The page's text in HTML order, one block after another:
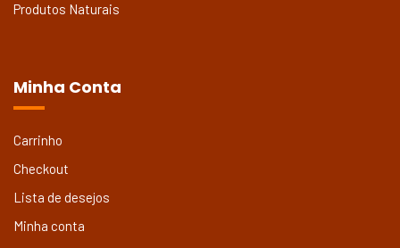
Produtos Naturais
Minha Conta
Carrinho
Checkout
Lista de desejos
Minha conta